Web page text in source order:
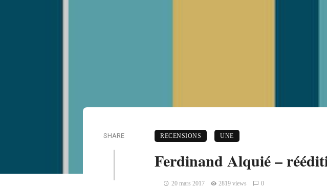
SHARE RECENSIONS UNE
Ferdinand Alquié –
20 mars 2017 2819 views 0